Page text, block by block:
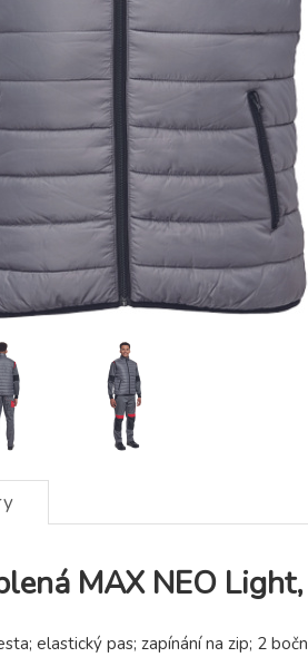
MAX NEO
elastický pas; zapínání na zip; 2